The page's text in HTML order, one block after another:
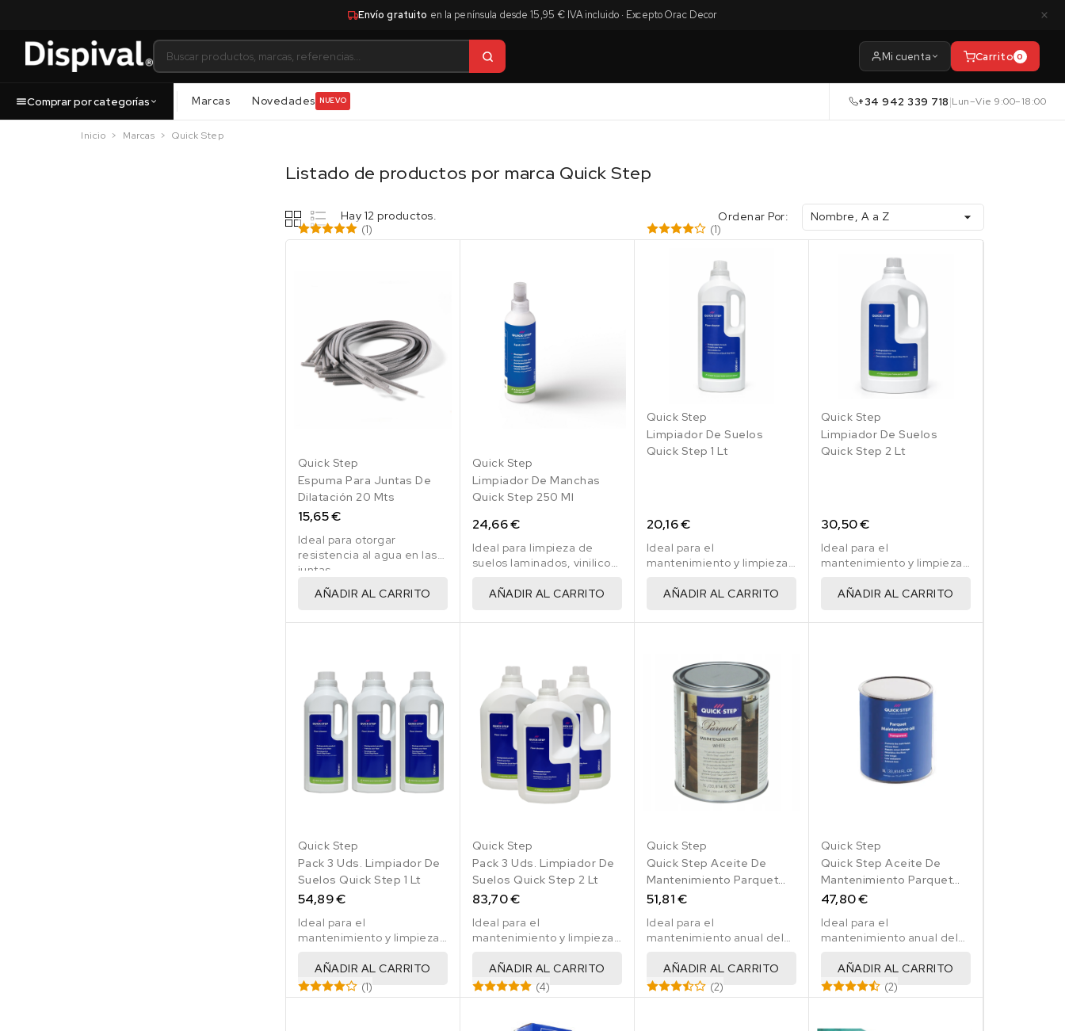
Envío gratuito en la península desde 15,95 € IVA incluido · Excepto Orac Decor ×
Mi cuenta Carrito 0
Comprar por categorías Marcas Novedades NUEVO +34 942 339 718|Lun–Vie 9:00–18:00
Inicio Marcas Quick Step
Listado de productos por marca Quick Step
Hay 12 productos. Ordenar Por: Nombre, A a Z 
Quick Step
Espuma Para Juntas De
Dilatación 20 Mts
(1)
15,65 €
Ideal para otorgar
resistencia al agua en las
juntas
AÑADIR AL CARRITO
Quick Step
Limpiador De Manchas
Quick Step 250 Ml
24,66 €
Ideal para limpieza de
suelos laminados, vinilicos
AÑADIR AL CARRITO
Quick Step
Limpiador De Suelos
Quick Step 1 Lt
(1)
20,16 €
Ideal para el
mantenimiento y limpieza
vinilicos y parquet.
AÑADIR AL CARRITO
Quick Step
Limpiador De Suelos
Quick Step 2 Lt
30,50 €
Ideal para el
mantenimiento y limpieza
vinilicos y parquet.
AÑADIR AL CARRITO
Quick Step
Pack 3 Uds. Limpiador De
Suelos Quick Step 1 Lt
54,89 €
Ideal para el
mantenimiento y limpieza
vinilicos y parquet.
AÑADIR AL CARRITO
Quick Step
Pack 3 Uds. Limpiador De
Suelos Quick Step 2 Lt
83,70 €
Ideal para el
mantenimiento y limpieza
vinilicos y parquet.
AÑADIR AL CARRITO
Quick Step
Quick Step Aceite De
Mantenimiento Parquet
Blanco 1 Lt
51,81 €
Ideal para el
mantenimiento anual del
AÑADIR AL CARRITO
Quick Step
Quick Step Aceite De
Mantenimiento Parquet
Transparente 1 Lt
47,80 €
Ideal para el
mantenimiento anual del
AÑADIR AL CARRITO
(1) (4) (2) (2)